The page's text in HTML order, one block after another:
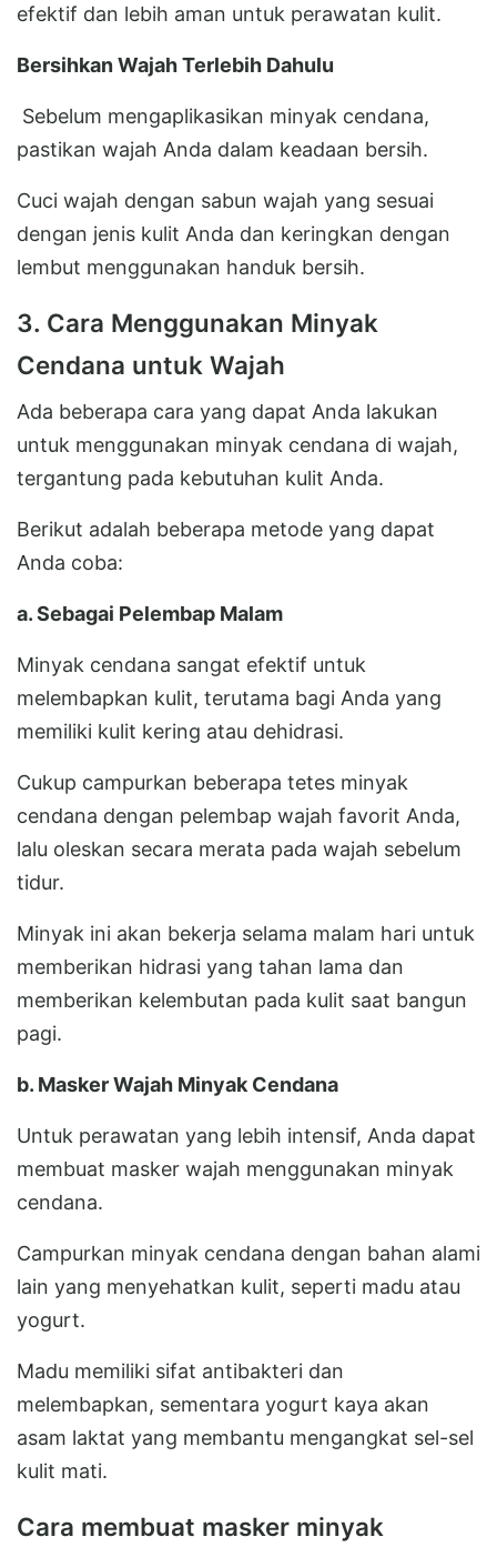
efektif dan lebih aman untuk perawatan kulit.
Bersihkan Wajah Terlebih Dahulu
Sebelum mengaplikasikan minyak cendana,
pastikan wajah Anda dalam keadaan bersih.
Cuci wajah dengan sabun wajah yang sesuai
dengan jenis kulit Anda dan keringkan dengan
lembut menggunakan handuk bersih.
3. Cara Menggunakan Minyak
Cendana untuk Wajah
Ada beberapa cara yang dapat Anda lakukan
untuk menggunakan minyak cendana di wajah,
tergantung pada kebutuhan kulit Anda.
Berikut adalah beberapa metode yang dapat
Anda coba:
a. Sebagai Pelembap Malam
Minyak cendana sangat efektif untuk
melembapkan kulit, terutama bagi Anda yang
memiliki kulit kering atau dehidrasi.
Cukup campurkan beberapa tetes minyak
cendana dengan pelembap wajah favorit Anda,
lalu oleskan secara merata pada wajah sebelum
tidur.
Minyak ini akan bekerja selama malam hari untuk
memberikan hidrasi yang tahan lama dan
memberikan kelembutan pada kulit saat bangun
pagi.
b. Masker Wajah Minyak Cendana
Untuk perawatan yang lebih intensif, Anda dapat
membuat masker wajah menggunakan minyak
cendana.
Campurkan minyak cendana dengan bahan alami
lain yang menyehatkan kulit, seperti madu atau
yogurt.
Madu memiliki sifat antibakteri dan
melembapkan, sementara yogurt kaya akan
asam laktat yang membantu mengangkat sel-sel
kulit mati.
Cara membuat masker minyak